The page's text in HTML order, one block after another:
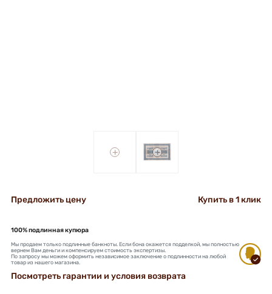
+ +
Предложить цену Купить в 1 клик
100% подлинная купюра
Мы продаем только подлинные банкноты. Если бона окажется подделкой, мы полностью
вернем Вам деньги и компенсируем стоимость экспертизы.
По запросу мы можем оформить независимое заключение о подлинности на любой
товар из нашего магазина.
Посмотреть гарантии и условия возврата